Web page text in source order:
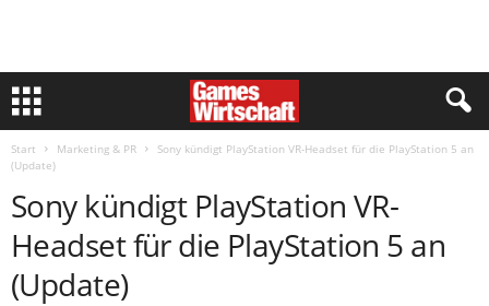
Start Marketing & PR
Sony kündigt PlayStation VR-Headset für die PlayStation 5 an
(Update)
Sony kündigt PlayStation VR-
Headset für die PlayStation 5 an
(Update)